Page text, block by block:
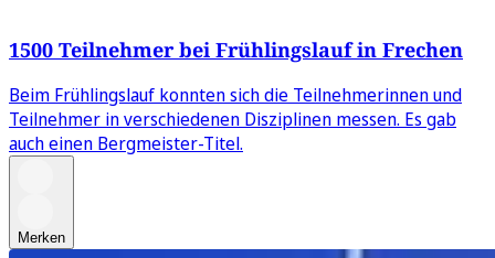
1500 Teilnehmer bei Frühlingslauf in Frechen
Beim Frühlingslauf konnten sich die Teilnehmerinnen und
Teilnehmer in verschiedenen Disziplinen messen. Es gab
auch einen Bergmeister-Titel.
Merken